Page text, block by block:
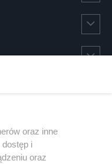
oraz inne
i
oraz